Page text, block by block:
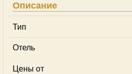
Описание
Тип
Отель
Цены от